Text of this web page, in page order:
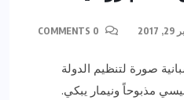
صورة لتنظيم الدولة
مذبوحاً ونيمار يبكي.